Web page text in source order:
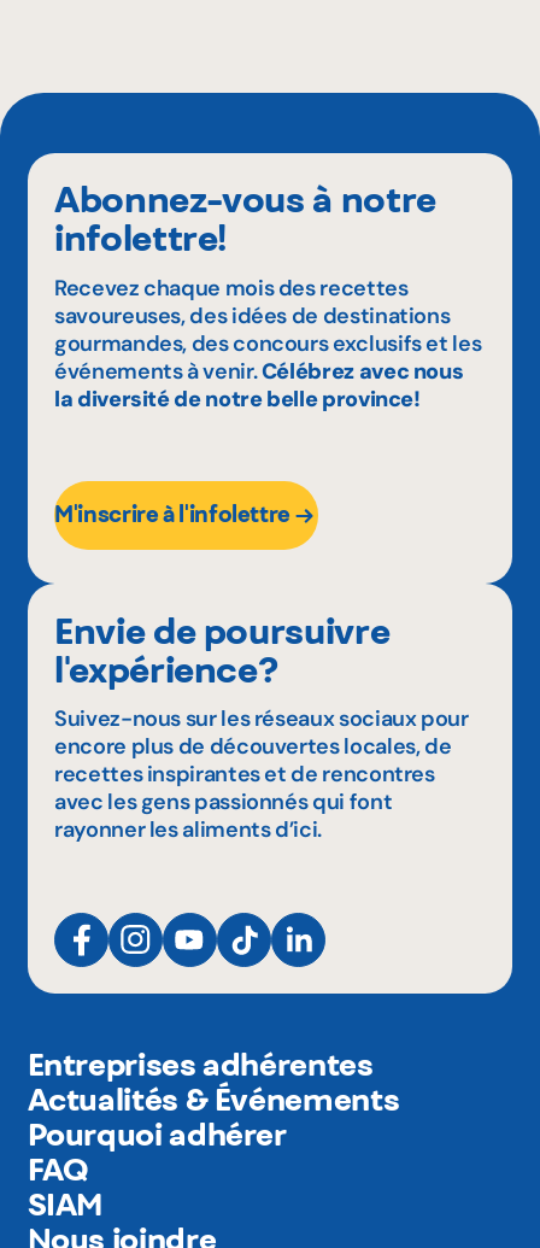
Abonnez-vous à notre
infolettre!
Recevez chaque mois des recettes
savoureuses, des idées de destinations
gourmandes, des concours exclusifs et les
événements à venir.Célébrez avec nous
la diversité de notre belle province!
M'inscrire à l'infolettre
Envie de poursuivre
l'expérience?
Suivez-nous sur les réseaux sociaux pour
encore plus de découvertes locales, de
recettes inspirantes et de rencontres
avec les gens passionnés qui font
rayonner les aliments d’ici.
Entreprises adhérentes
Actualités & Événements
Pourquoi adhérer
FAQ
SIAM
Nous joindre